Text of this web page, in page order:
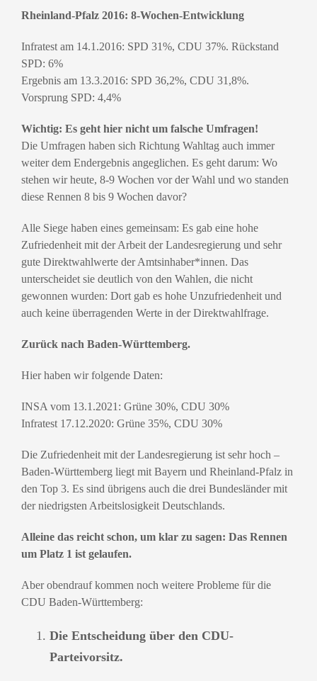
Rheinland-Pfalz 2016: 8-Wochen-Entwicklung
Infratest am 14.1.2016: SPD 31%, CDU 37%. Rückstand
SPD: 6%
Ergebnis am 13.3.2016: SPD 36,2%, CDU 31,8%.
Vorsprung SPD: 4,4%
Wichtig: Es geht hier nicht um falsche Umfragen!
Die Umfragen haben sich Richtung Wahltag auch immer
weiter dem Endergebnis angeglichen. Es geht darum: Wo
stehen wir heute, 8-9 Wochen vor der Wahl und wo standen
diese Rennen 8 bis 9 Wochen davor?
Alle Siege haben eines gemeinsam: Es gab eine hohe
Zufriedenheit mit der Arbeit der Landesregierung und sehr
gute Direktwahlwerte der Amtsinhaber*innen. Das
unterscheidet sie deutlich von den Wahlen, die nicht
gewonnen wurden: Dort gab es hohe Unzufriedenheit und
auch keine überragenden Werte in der Direktwahlfrage.
Zurück nach Baden-Württemberg.
Hier haben wir folgende Daten:
INSA vom 13.1.2021: Grüne 30%, CDU 30%
Infratest 17.12.2020: Grüne 35%, CDU 30%
Die Zufriedenheit mit der Landesregierung ist sehr hoch –
Baden-Württemberg liegt mit Bayern und Rheinland-Pfalz in
den Top 3. Es sind übrigens auch die drei Bundesländer mit
der niedrigsten Arbeitslosigkeit Deutschlands.
Alleine das reicht schon, um klar zu sagen: Das Rennen
um Platz 1 ist gelaufen.
Aber obendrauf kommen noch weitere Probleme für die
CDU Baden-Württemberg:
Die Entscheidung über den CDU-
Parteivorsitz.